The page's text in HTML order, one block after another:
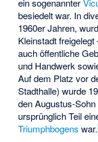
ein sogenannter
besiedelt war. In
1960er Jahren,
Kleinstadt
auch öffentliche
und Handwerk
Auf dem Platz vor
Stadthalle) wurde
den Augustus-Sohn
ursprünglich Teil
Triumphbogens war.